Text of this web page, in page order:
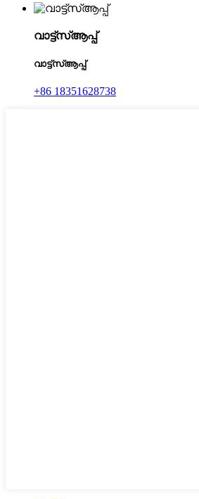
വാട്ട്‌സ്ആപ്പ്
വാട്ട്‌സ്ആപ്പ്
+86 18351628738